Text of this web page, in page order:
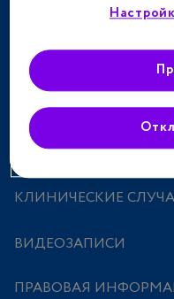
СПЕЦПРОЕКТЫ
МЕРОПРИЯТИЯ
ПРЕПАРАТЫ
ИССЛЕДОВАНИЯ И
КЛИНИЧЕСКИЕ
ВИДЕОЗАПИСИ
ПРАВОВАЯ